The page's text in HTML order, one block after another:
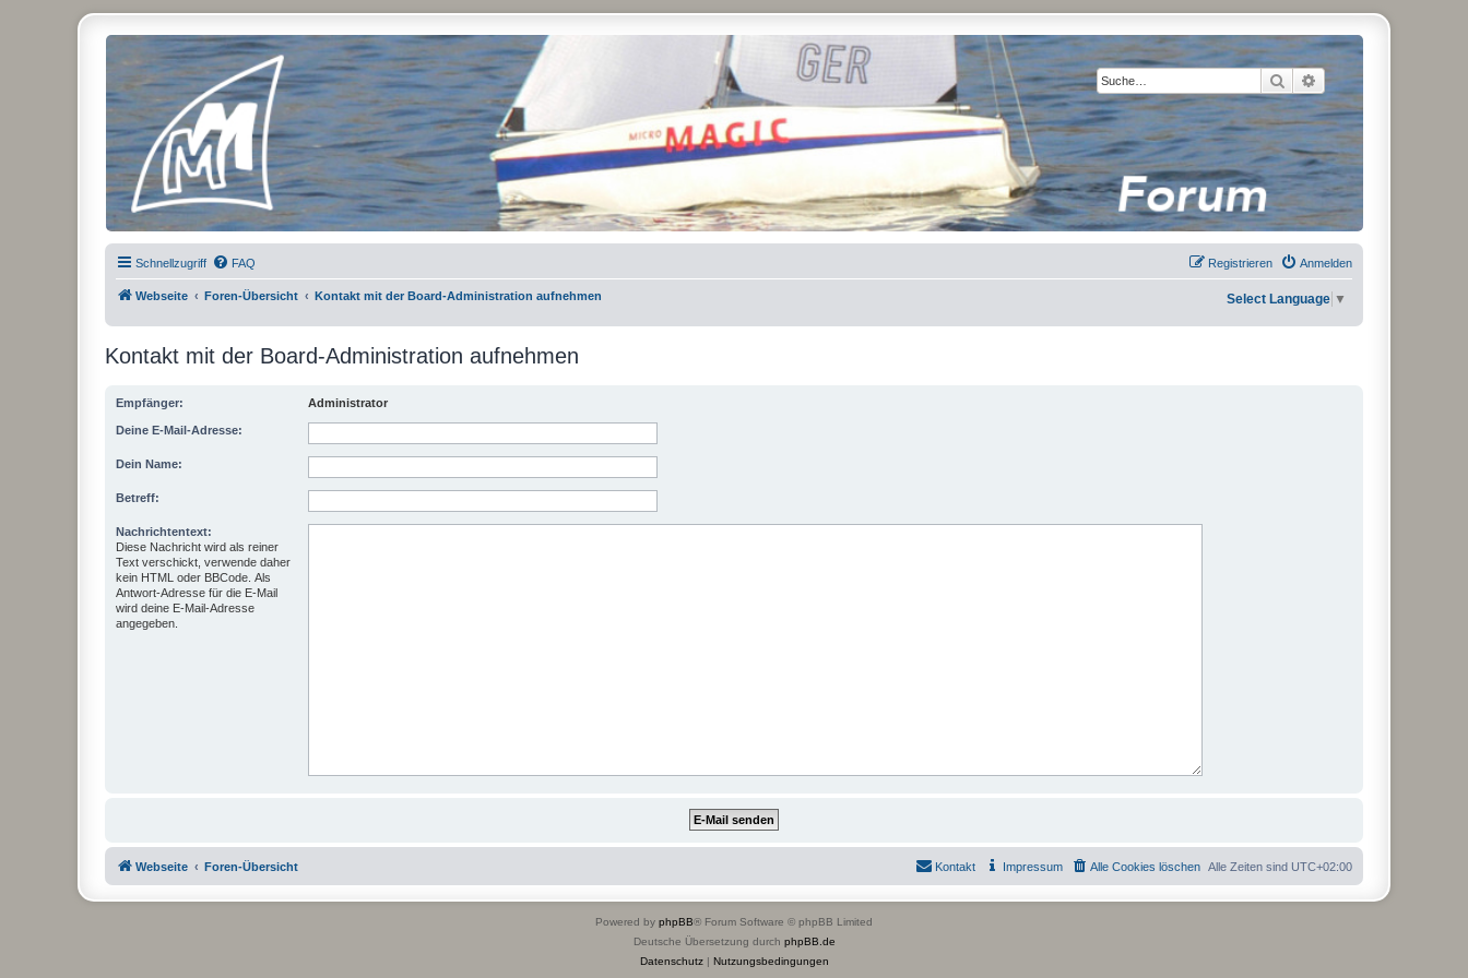
Suche Erweiterte Suche
Micro Magic Forum Deutschland
Schnellzugriff FAQ Anmelden
Registrieren
Webseite Foren-Übersicht Kontakt mit der Board-Administration aufnehmen Select Language ▼
Kontakt mit der Board-Administration aufnehmen
Empfänger: Administrator
Deine E-Mail-Adresse:
Dein Name:
Betreff:
Nachrichtentext:
Diese Nachricht wird als reiner
Text verschickt, verwende daher
kein HTML oder BBCode. Als
Antwort-Adresse für die E-Mail
wird deine E-Mail-Adresse
angegeben.
Webseite Foren-Übersicht Alle Zeiten sind UTC+02:00
Alle Cookies löschen
Impressum
Kontakt
Powered by phpBB® Forum Software © phpBB Limited
Deutsche Übersetzung durch phpBB.de
Datenschutz| Nutzungsbedingungen